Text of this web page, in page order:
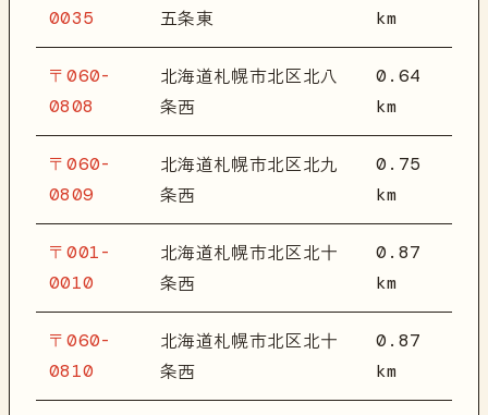
0035 五条東 km
〒060-
0808
北海道札幌市北区北八
条西
0.64
km
〒060-
0809
北海道札幌市北区北九
条西
0.75
km
〒001-
0010
北海道札幌市北区北十
条西
0.87
km
〒060-
0810
北海道札幌市北区北十
条西
0.87
km